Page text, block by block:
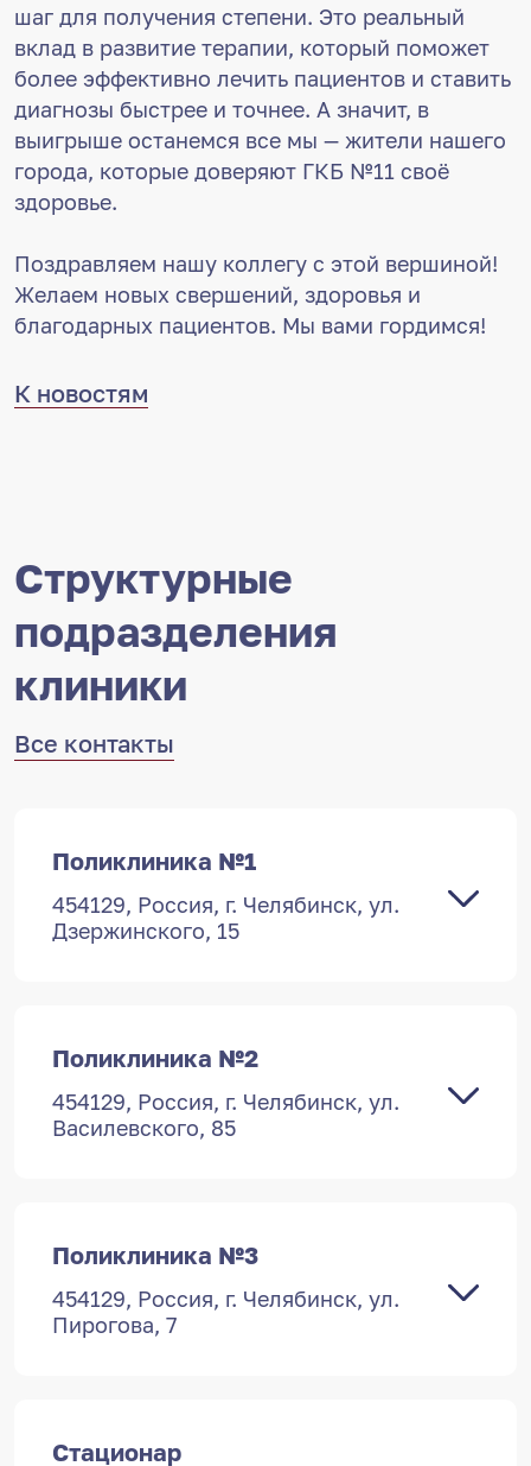
шаг для получения степени. Это реальный
вклад в развитие терапии, который поможет
более эффективно лечить пациентов и ставить
диагнозы быстрее и точнее. А значит, в
выигрыше останемся все мы — жители нашего
города, которые доверяют ГКБ №11 своё
здоровье.
Поздравляем нашу коллегу с этой вершиной!
Желаем новых свершений, здоровья и
благодарных пациентов. Мы вами гордимся!
К новостям
Структурные
подразделения
клиники
Все контакты
Поликлиника №1
454129, Россия, г. Челябинск, ул.
Дзержинского, 15
Поликлиника №2
454129, Россия, г. Челябинск, ул.
Василевского, 85
Поликлиника №3
454129, Россия, г. Челябинск, ул.
Пирогова, 7
Стационар